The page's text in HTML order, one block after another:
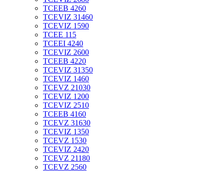
TCEEB 4260
TCEVIZ 31460
TCEVIZ 1590
TCEE 115
TCEEI 4240
TCEVIZ 2600
TCEEB 4220
TCEVIZ 31350
TCEVIZ 1460
TCEVZ 21030
TCEVIZ 1200
TCEVIZ 2510
TCEEB 4160
TCEVZ 31630
TCEVIZ 1350
TCEVZ 1530
TCEVIZ 2420
TCEVZ 21180
TCEVZ 2560